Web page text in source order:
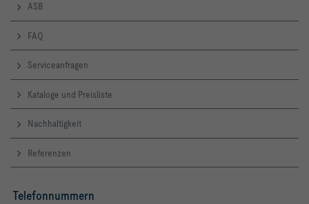
ASB
FAQ
Serviceanfragen
Kataloge und Preisliste
Nachhaltigkeit
Referenzen
Telefonnummern